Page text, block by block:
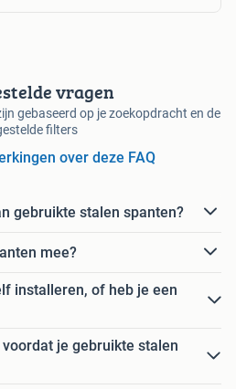
vragen
gebaseerd op je zoekopdracht en de
filters
over deze FAQ
gebruikte stalen spanten?
mee?
installeren, of heb je een
je gebruikte stalen